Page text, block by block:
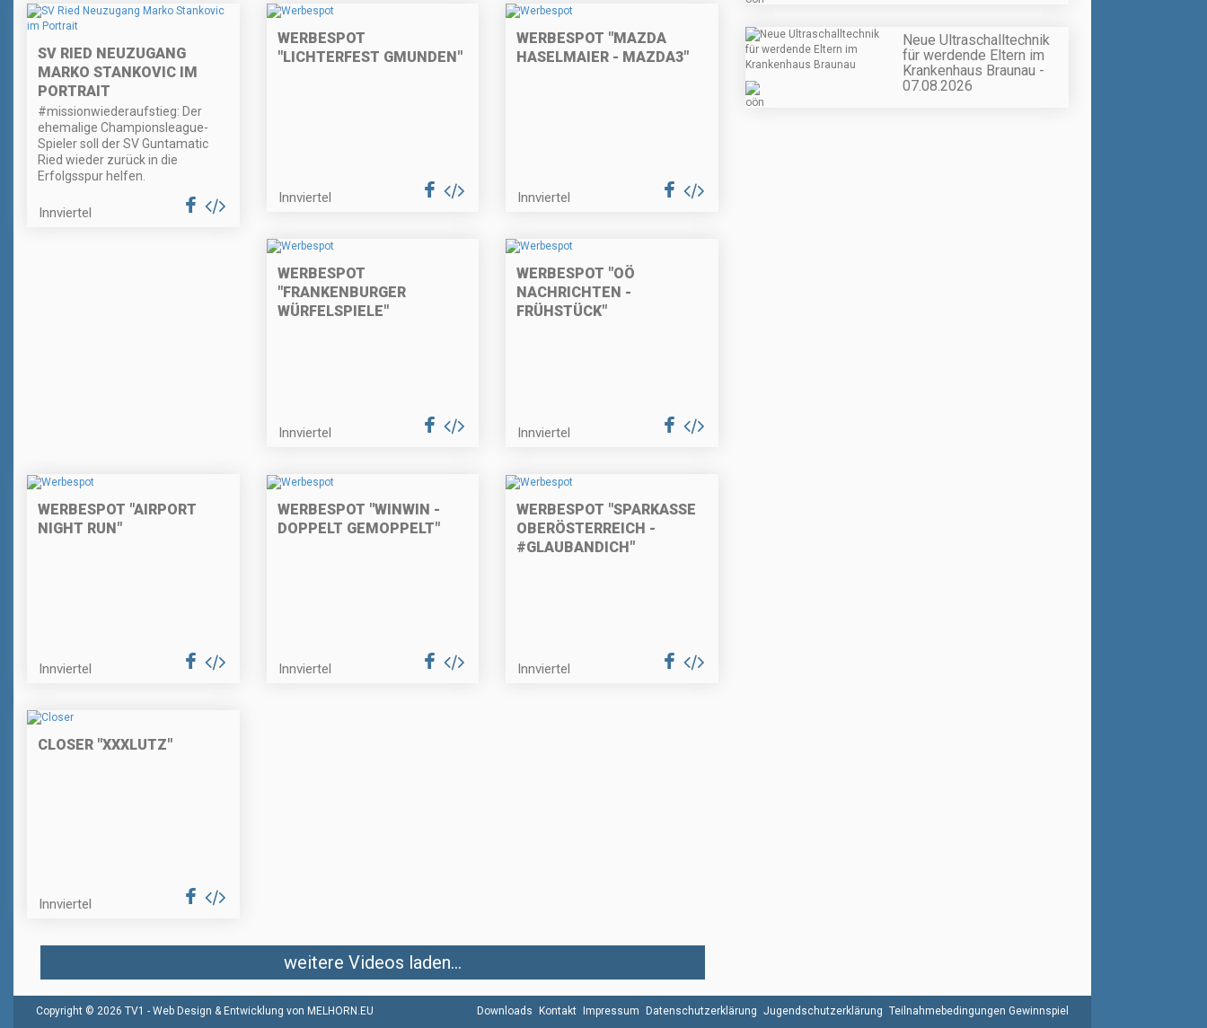
SV RIED NEUZUGANG
MARKO STANKOVIC IM
PORTRAIT
#missionwiederaufstieg: Der
ehemalige Championsleague-
Spieler soll der SV Guntamatic
Ried wieder zurück in die
Erfolgsspur helfen.
Innviertel
WERBESPOT
"LICHTERFEST GMUNDEN"
Innviertel
WERBESPOT "MAZDA
HASELMAIER - MAZDA3"
Innviertel
WERBESPOT
"FRANKENBURGER
WÜRFELSPIELE"
Innviertel
WERBESPOT "OÖ
NACHRICHTEN -
FRÜHSTÜCK"
Innviertel
WERBESPOT "AIRPORT
NIGHT RUN"
Innviertel
WERBESPOT "WINWIN -
DOPPELT GEMOPPELT"
Innviertel
WERBESPOT "SPARKASSE
OBERÖSTERREICH -
#GLAUBANDICH"
Innviertel
CLOSER "XXXLUTZ"
Innviertel
weitere Videos laden...
Neue Ultraschalltechnik
für werdende Eltern im
Krankenhaus Braunau -
07.08.2026
Copyright © 2026 TV1 - Web Design & Entwicklung von MELHORN.EU Downloads Kontakt Impressum Datenschutzerklärung Jugendschutzerklärung Teilnahmebedingungen Gewinnspiel